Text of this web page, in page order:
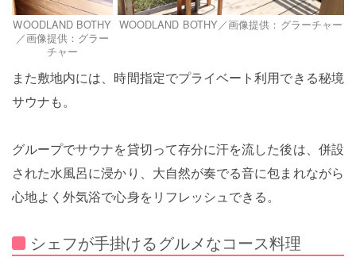
WOODLAND BOTHY
／画像提供：グラー
チャー
WOODLAND BOTHY／画像提供：グラーチャー
また敷地内には、時間指定でプライベート利用できる秘境
サウナも。
グループでサウナを貸切って存分に汗を流した後は、併設
された水風呂に浸かり、大自然が奏でる音に包まれながら
心地よく外気浴で心身をリフレッシュできる。
シェフが手掛けるグルメなコース料理